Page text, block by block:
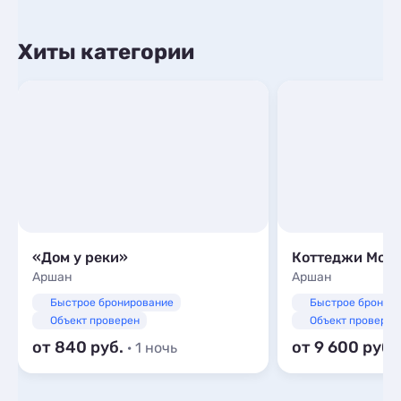
Хиты категории
«Дом у реки»
Аршан
Быстрое бронирование
Объект проверен
от 840 · 1 ночь
Коттеджи Mon
Аршан
Быстрое
Объект проверен
от 9 600